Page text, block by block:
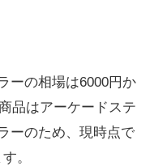
ーの相場は6000円か
品はアーケードステ
ーのため、現時点で
。